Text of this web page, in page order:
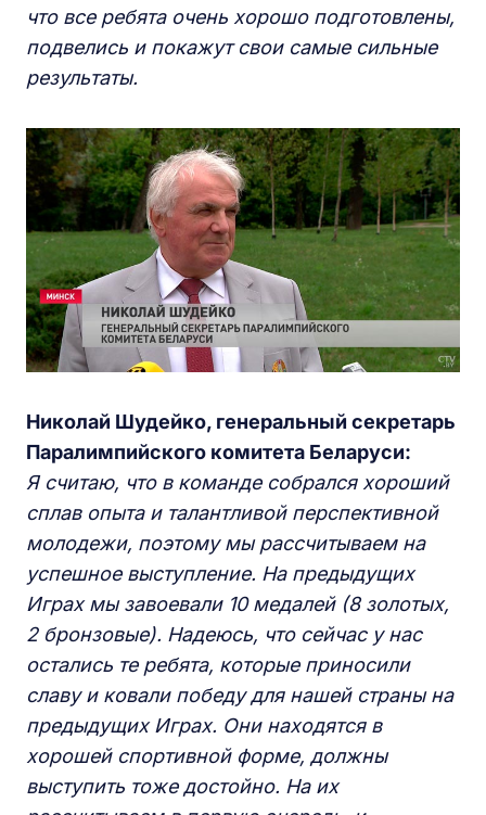
что все ребята очень хорошо подготовлены,
подвелись и покажут свои самые сильные
результаты.
Николай Шудейко, генеральный секретарь
Паралимпийского комитета Беларуси:
Я считаю, что в команде собрался хороший
сплав опыта и талантливой перспективной
молодежи, поэтому мы рассчитываем на
успешное выступление. На предыдущих
Играх мы завоевали 10 медалей (8 золотых,
2 бронзовые). Надеюсь, что сейчас у нас
остались те ребята, которые приносили
славу и ковали победу для нашей страны на
предыдущих Играх. Они находятся в
хорошей спортивной форме, должны
выступить тоже достойно. На их